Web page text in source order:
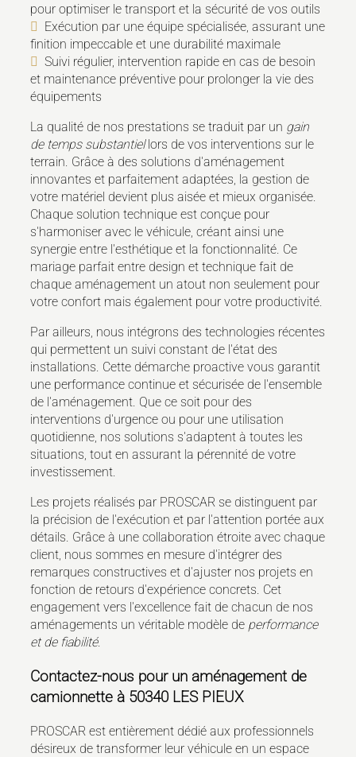
pour optimiser le transport et la sécurité de vos outils
Exécution par une équipe spécialisée, assurant une
finition impeccable et une durabilité maximale
Suivi régulier, intervention rapide en cas de besoin
et maintenance préventive pour prolonger la vie des
équipements
La qualité de nos prestations se traduit par un gain
de temps substantiellors de vos interventions sur le
terrain. Grâce à des solutions d'aménagement
innovantes et parfaitement adaptées, la gestion de
votre matériel devient plus aisée et mieux organisée.
Chaque solution technique est conçue pour
s'harmoniser avec le véhicule, créant ainsi une
synergie entre l'esthétique et la fonctionnalité. Ce
mariage parfait entre design et technique fait de
chaque aménagement un atout non seulement pour
votre confort mais également pour votre productivité.
Par ailleurs, nous intégrons des technologies récentes
qui permettent un suivi constant de l'état des
installations. Cette démarche proactive vous garantit
une performance continue et sécurisée de l'ensemble
de l'aménagement. Que ce soit pour des
interventions d'urgence ou pour une utilisation
quotidienne, nos solutions s'adaptent à toutes les
situations, tout en assurant la pérennité de votre
investissement.
Les projets réalisés par PROSCAR se distinguent par
la précision de l'exécution et par l'attention portée aux
détails. Grâce à une collaboration étroite avec chaque
client, nous sommes en mesure d'intégrer des
remarques constructives et d'ajuster nos projets en
fonction de retours d'expérience concrets. Cet
engagement vers l'excellence fait de chacun de nos
aménagements un véritable modèle de performance
et de fiabilité.
Contactez-nous pour un aménagement de
camionnette à 50340 LES PIEUX
PROSCAR est entièrement dédié aux professionnels
désireux de transformer leur véhicule en un espace